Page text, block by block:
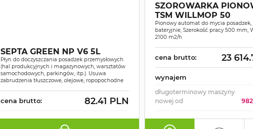
SEPTA GREEN NP V6 5L
Płyn do doczyszczania posadzek przemysłowych
(hal produkcyjnych i magazynowych, warsztatów
samochodowych, parkingów, itp.). Usuwa
zabrudzenia tłuszczowe, olejowe, ropopochodne
cena brutto: 82.41 PLN
SZOROWARKA
TSM WILLMOP 50
Pionowy automat do mycia posadzek,
bateryjnie, Szerokość pracy 500 mm,
2100 m2/h
cena brutto: 23
wynajem
długoterminowy maszyny
nowej od